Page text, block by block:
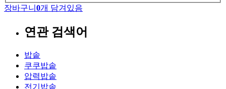
장바구니 0개 담겨있음
연관 검색어
밥솥
쿠쿠밥솥
압력밥솥
전기밥솥